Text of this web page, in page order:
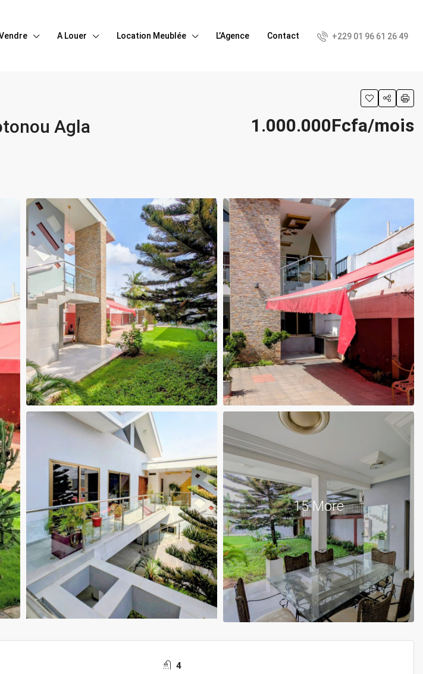
A Louer Location Meublée L’Agence Contact +229 01 96 61 26 49
Agla 1.000.000Fcfa/mois
15 More
4